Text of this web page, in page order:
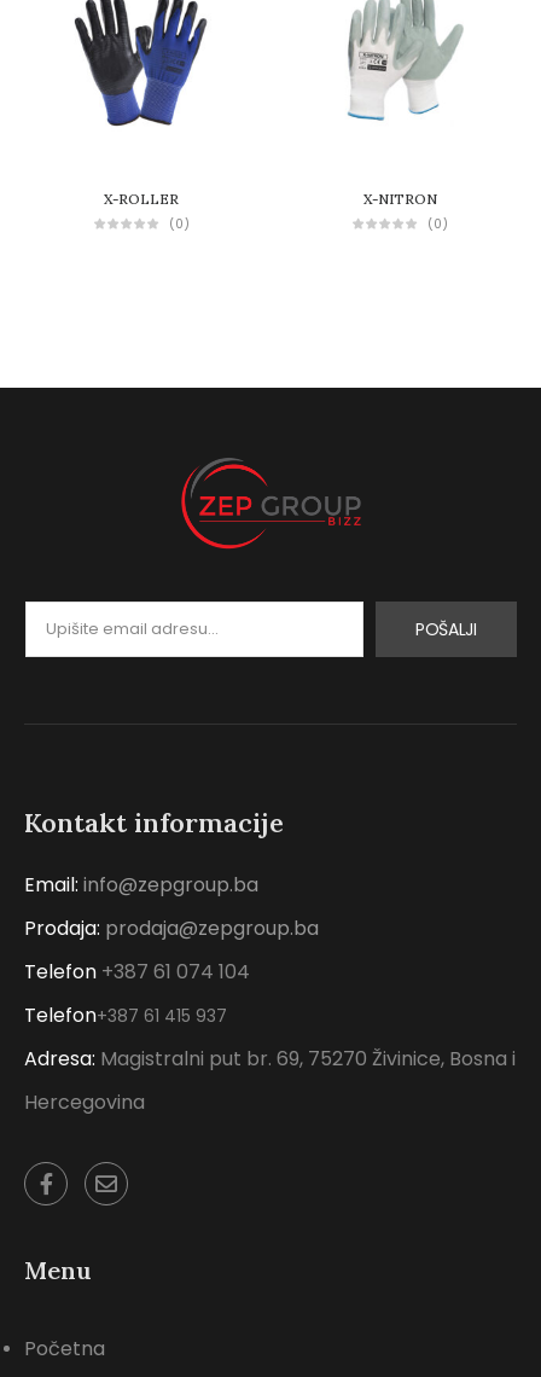
X-ROLLER
(0)
X-NITRON
(0)
POŠALJI
Kontakt informacije
Email: info@zepgroup.ba
Prodaja: prodaja@zepgroup.ba
Telefon +387 61 074 104
Telefon+387 61 415 937
Adresa: Magistralni put br. 69, 75270 Živinice, Bosna i
Hercegovina
Menu
Početna